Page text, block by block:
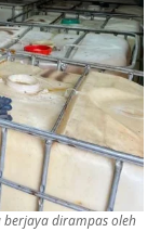
berjaya dirampas oleh